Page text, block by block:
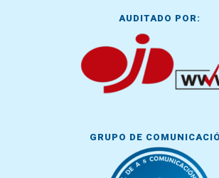
AUDITADO POR:
GRUPO DE